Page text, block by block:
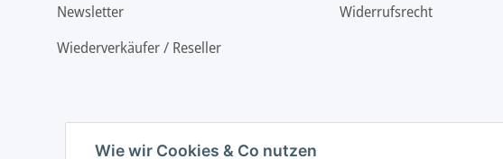
Wie wir Cookies & Co nutzen
Newsletter
Wiederverkäufer / Reseller
Widerrufsrecht